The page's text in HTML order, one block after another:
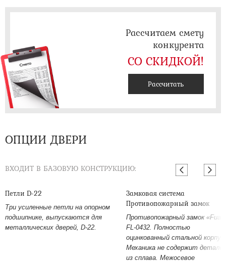
Рассчитаем смету
конкурента
СО СКИДКОЙ!
Рассчитать
ОПЦИИ ДВЕРИ
ВХОДИТ В БАЗОВУЮ КОНСТРУКЦИЮ:
Петли D-22
Три усиленные петли на опорном
подшипнике, выпускаются для
металлических дверей, D-22.
Замковая система
Противопожарный замок
Противопожарный замок
FL-0432. Полностью
оцинкованный стальной корпус.
Механика не содержит деталей
из сплава. Межосевое